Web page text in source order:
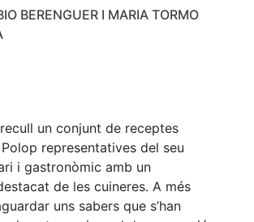
BERENGUER I MARIA TORMO
un conjunt de receptes
representatives del seu
i gastronòmic amb un
de les cuineres. A més
uns sabers que s’han